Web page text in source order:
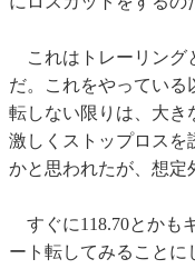
これはトレーリング
だ。これをやっている
転しない限りは、大き
激しくストップロスを
かと思われたが、想定
すぐに118.70とかも
ート転してみることに